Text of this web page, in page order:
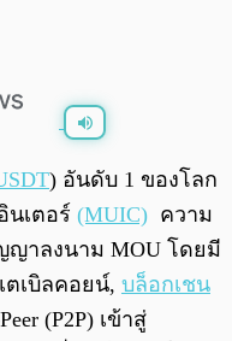
0:00
) อันดับ 1 ของโลก
เตอร์ (MUIC) ความ
าลงนาม MOU โดยมี
ตเบิลคอยน์, บล็อกเชน
(P2P) เข้าสู่